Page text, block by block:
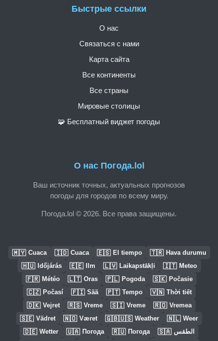
О нас Погода.lol
Ваш источник точных, актуальных прогнозов
погоды для городов по всему миру.
Погода.lol © 2026. Все права защищены.
Быстрые ссылки
О нас
Связаться с нами
Карта сайта
Все континенты
Все страны
Мировые столицы
🧩 Бесплатный виджет погоды
🇲🇾 Cuaca 🇮🇩 Cuaca 🇪🇸 El tiempo 🇹🇷 Hava durumu
🇭🇺 Időjárás 🇪🇪 Ilm 🇱🇻 Laikapstākļi 🇮🇹 Meteo
🇫🇷 Météo 🇱🇹 Oras 🇵🇱 Pogoda 🇸🇰 Počasie
🇨🇿 Počasí 🇫🇮 Sää 🇵🇹 Tempo 🇻🇳 Thời tiết
🇩🇰 Vejret 🇷🇸 Vreme 🇸🇮 Vreme 🇷🇴 Vremea
🇸🇪 Vädret 🇳🇴 Været 🇬🇧🇺🇸 Weather 🇳🇱 Weer
🇩🇪 Wetter 🇺🇦 Погода 🇷🇺 Погода 🇸🇦 الطقس